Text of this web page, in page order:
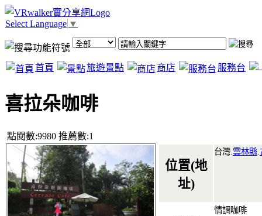
Select Language ▼
首頁 旅遊景點 商店 服務台
喜拉朵咖啡
點閱數:9980 推薦數:1
位置(地
址)
台灣. 雲林縣
情調咖啡